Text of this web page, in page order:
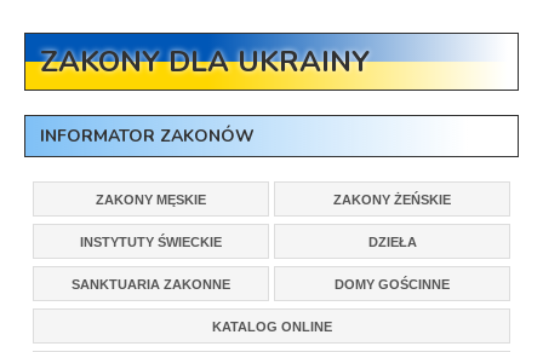
ZAKONY DLA UKRAINY
INFORMATOR ZAKONÓW
ZAKONY MĘSKIE ZAKONY ŻEŃSKIE
INSTYTUTY ŚWIECKIE DZIEŁA
SANKTUARIA ZAKONNE DOMY GOŚCINNE
KATALOG ONLINE